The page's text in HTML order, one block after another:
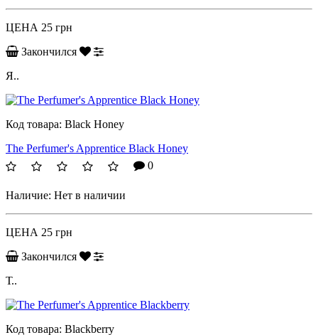
ЦЕНА 25 грн
Закончился
Я..
Код товара: Black Honey
The Perfumer's Apprentice Black Honey
0
Наличие: Нет в наличии
ЦЕНА 25 грн
Закончился
Т..
Код товара: Blackberry